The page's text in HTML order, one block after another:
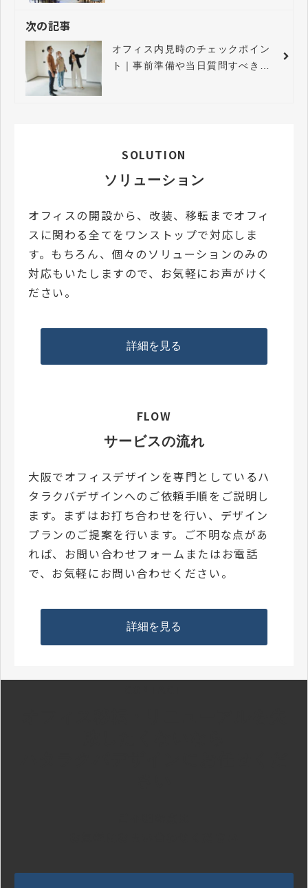
次の記事
オフィス内見時のチェックポイン
ト｜事前準備や当日質問すべき内
SOLUTION
ソリューション
オフィスの開設から、改装、移転までオフィ
スに関わる全てをワンストップで対応しま
す。もちろん、個々のソリューションのみの
対応もいたしますので、お気軽にお声がけく
ださい。
詳細を見る
FLOW
サービスの流れ
大阪でオフィスデザインを専門としているハ
タラクバデザインへのご依頼手順をご説明し
ます。まずはお打ち合わせを行い、デザイン
プランのご提案を行います。ご不明な点があ
れば、お問い合わせフォームまたはお電話
で、お気軽にお問い合わせください。
詳細を見る